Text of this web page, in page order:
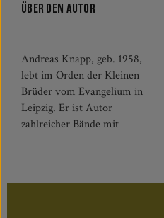
Über den Autor
Andreas Knapp, geb. 1958,
lebt im Orden der Kleinen
Brüder vom Evangelium in
Leipzig. Er ist Autor
zahlreicher Bände mit
geistlichen Gedichten und gilt
als einer der bekanntesten
spirituellen Lyriker